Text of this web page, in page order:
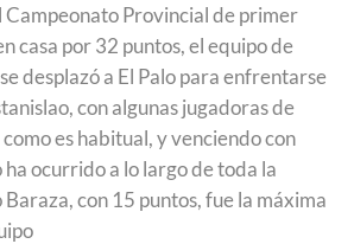
Campeonato Provincial de primer
casa por 32 puntos, el equipo de
desplazó a El Palo para enfrentarse
con algunas jugadoras de
es habitual, y venciendo con
ocurrido a lo largo de toda la
con 15 puntos, fue la máxima